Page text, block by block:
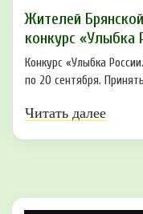
Жителей
конкурс «Улыбка
Конкурс «Улыбка
по 20 сентября.
Читать далее